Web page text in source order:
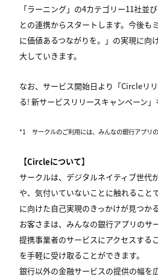
「ラーニング」の4カテゴリー11社並
との連携からスタートします。今後も
に価値あるつながりを。」の実現に向
大していきます。
なお、サービス開始日より「Circleリ
る! 新サービスリリースキャンペーン」
*1 サークル​のご利用には、みんなの銀行アプリの
【Circleについて】
サークルは、デジタルネイティブ世代
や、​気付いていないことに触れること
に向けた自己実現のきっかけが見つか
お客さまは、みんなの銀行アプリのサ
提携事業者のサービスにアクセスする
を手軽に受け取ることができます。
銀行以外の金融サービスの提供の幅を